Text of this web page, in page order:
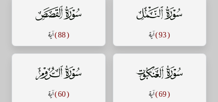
سورة النمل
( 93 ) آية
سورة القصص
( 88 ) آية
سورة العنكبوت
( 69 ) آية
سورة الروم
( 60 ) آية